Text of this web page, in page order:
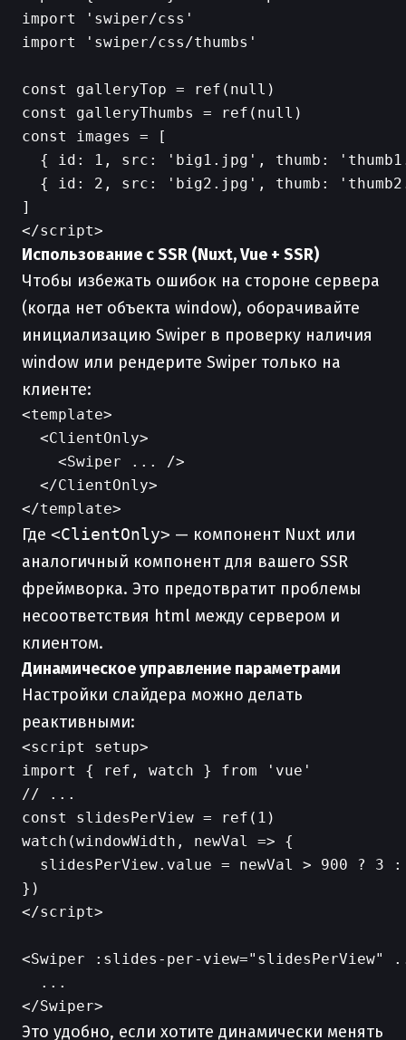
import 'swiper/css'
import 'swiper/css/thumbs'
const galleryTop = ref(null)
const galleryThumbs = ref(null)
const images = [
{ id: 1, src: 'big1.jpg', thumb:
{ id: 2, src: 'big2.jpg', thumb:
]
Использование с SSR (Nuxt, Vue + SSR)
Чтобы избежать ошибок на стороне сервера
(когда нет объекта window), оборачивайте
инициализацию Swiper в проверку наличия
window или рендерите Swiper только на
клиенте:
<template>
  <ClientOnly>
    <Swiper ... />
  </ClientOnly>
Где <ClientOnly> — компонент Nuxt или
аналогичный компонент для вашего SSR
фреймворка. Это предотвратит проблемы
несоответствия html между сервером и
клиентом.
Динамическое управление параметрами
Настройки слайдера можно делать
реактивными:
<script setup>
import { ref, watch } from 'vue'
// ...
const slidesPerView = ref(1)
watch(windowWidth, newVal => {
slidesPerView.value = newVal > 900 ? 3 :
})
</script>
<Swiper :slides-per-view="slidesPerView"
  ...
Это удобно, если хотите динамически менять